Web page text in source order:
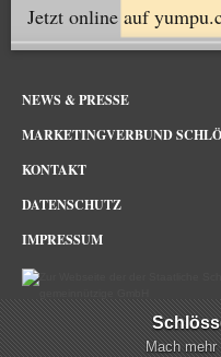
Jetzt online auf
NEWS & PRESSE
MARKETINGVERBUND
KONTAKT
DATENSCHUTZ
IMPRESSUM
Schlösserland Sachsen im
Mach mehr